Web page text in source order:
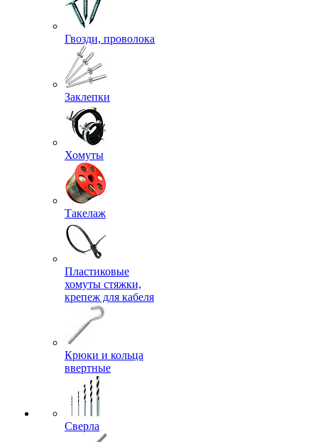
Гвозди, проволока
Заклепки
Хомуты
Такелаж
Пластиковые
хомуты стяжки,
крепеж для кабеля
Крюки и кольца
ввертные
Сверла